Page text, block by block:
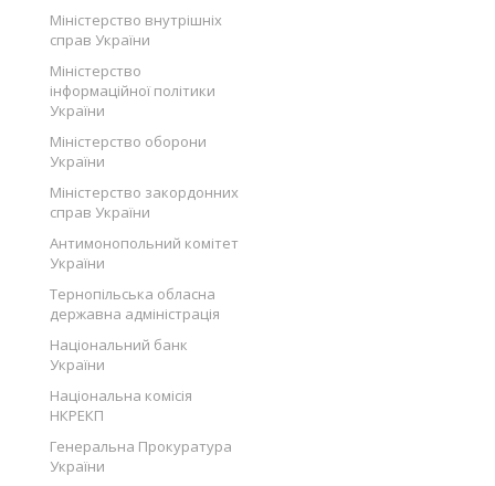
Міністерство внутрішніх
справ України
Міністерство
інформаційної політики
України
Міністерство оборони
України
Міністерство закордонних
справ України
Антимонопольний комітет
України
Тернопільська обласна
державна адміністрація
Національний банк
України
Національна комісія
НКРЕКП
Генеральна Прокуратура
України